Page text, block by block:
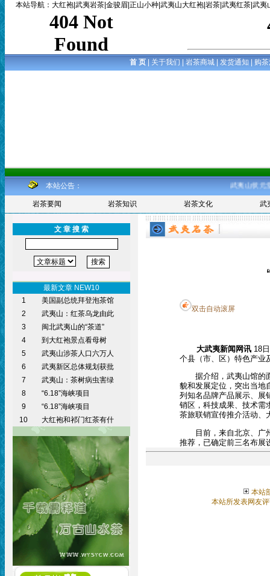
本站导航 ： 大红袍 武夷岩茶 金骏眉 正山小种 武夷山大红袍 岩茶 武夷红茶 武夷
首 页 关于我们 岩茶商城 发货通知 购
本站公告： 武夷山状元堂
岩茶要闻 岩茶知识 岩茶文化 武
文 章 搜 索
最新文章 NEW10
1
美国副总统拜登泡茶馆
2
武夷山：红茶乌龙由此
3
闽北武夷山的“茶道”
4
到大红袍景点看母树
5
武夷山涉茶人口六万人
6
武夷新区总体规划获批
7
武夷山：茶树病虫害绿
8
“6.18”海峡项目
9
“6.18”海峡项目
10
大红袍和祁门红茶有什
双击自动滚屏
大武夷新闻网讯18日
个县（市、区）特色产业
据介绍，武夷山馆的面
貌和发展定位，突出当地
列知名品牌产品展示、展
销区，科技成果、技术需
茶旅联销宣传推介活动、
目前，来自北京、广州
推荐，已确定前三名布展
本站
本站所发表网友